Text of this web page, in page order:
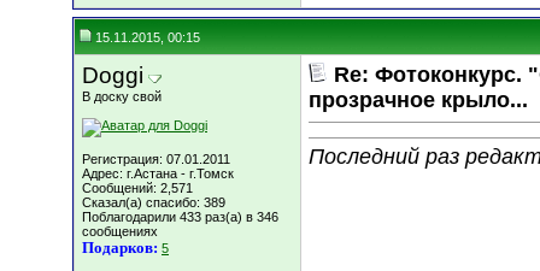
15.11.2015, 00:15
Doggi
В доску свой
Регистрация: 07.01.2011
Адрес: г.Астана - г.Томск
Сообщений: 2,571
Сказал(а) спасибо: 389
Поблагодарили 433 раз(а) в 346
сообщениях
Подарков: 5
Re: Фотоконкурс.
прозрачное крыло...
Последний раз